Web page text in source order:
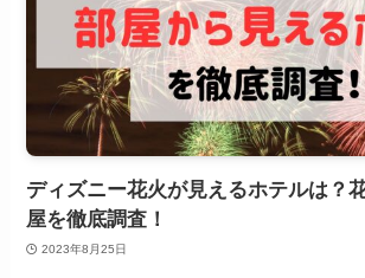
ディズニー花火が見えるホテルは？
屋を徹底調査！
2023年8月25日